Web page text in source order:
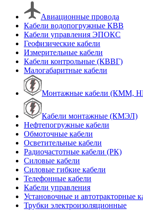
Авиационные провода
Кабели водопогружные КВВ
Кабели управления ЭПОКС
Геофизические кабели
Измерительные кабели
Кабели контрольные (КВВГ)
Малогабаритные кабели
Монтажные кабели (КММ,
Кабели монтажные (КМЭЛ)
Нефтепогружные кабели
Обмоточные кабели
Осветительные кабели
Радиочастотные кабели (РК)
Силовые кабели
Силовые гибкие кабели
Телефонные кабели
Кабели управления
Установочные и автотракторные
Трубки электроизоляционные